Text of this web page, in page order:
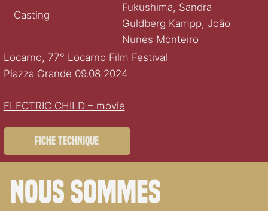
Casting
Fukushima, Sandra
Guldberg Kampp, João
Nunes Monteiro
Locarno, 77° Locarno Film Festival
Piazza Grande 09.08.2024
ELECTRIC CHILD – movie
Fiche technique
Nous sommes